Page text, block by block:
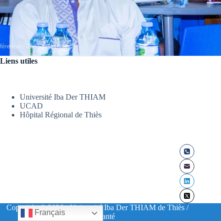
Liens utiles
Université Iba Der THIAM
UCAD
Hôpital Régional de Thiès
Copyright © 2026 - Université Iba Der THIAM de Thiès /
UFR Santé
Français